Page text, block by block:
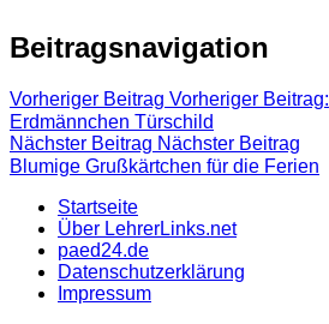
Beitragsnavigation
Vorheriger Beitrag Vorheriger Beitrag:
Erdmännchen Türschild
Nächster Beitrag Nächster Beitrag
Blumige Grußkärtchen für die Ferien
Startseite
Über LehrerLinks.net
paed24.de
Datenschutzerklärung
Impressum